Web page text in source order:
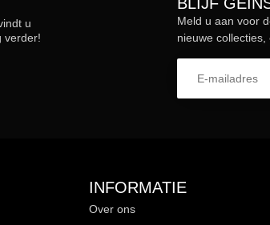
u
verder!
Meld u aan voor
nieuwe
INFORMATIE
Over ons